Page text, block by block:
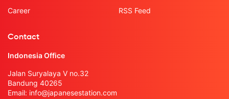
Career
RSS Feed
Contact
Indonesia Office
Jalan Suryalaya V no.32
Bandung 40265
Email: info@japanesestation.com